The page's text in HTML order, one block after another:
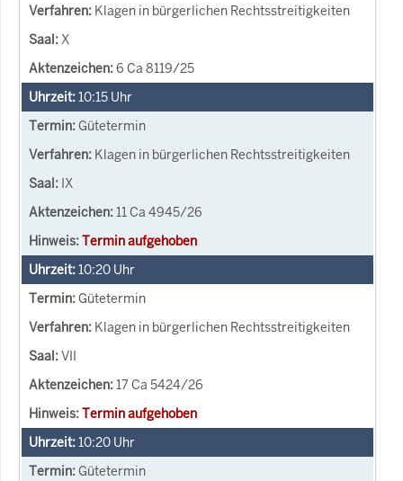
Klagen in bürgerlichen Rechtsstreitigkeiten
X
6 Ca 8119/25
10:15 Uhr
Gütetermin
Klagen in bürgerlichen Rechtsstreitigkeiten
IX
11 Ca 4945/26
Termin aufgehoben
10:20 Uhr
Gütetermin
Klagen in bürgerlichen Rechtsstreitigkeiten
VII
17 Ca 5424/26
Termin aufgehoben
10:20 Uhr
Gütetermin